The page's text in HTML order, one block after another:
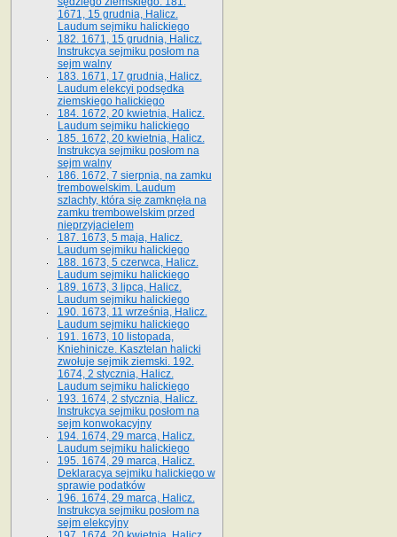
1671, 15 grudnia, Halicz.
Laudum sejmiku halickiego
182. 1671, 15 grudnia, Halicz.
Instrukcya sejmiku posłom na
sejm walny
183. 1671, 17 grudnia, Halicz.
Laudum elekcyi podsędka
ziemskiego halickiego
184. 1672, 20 kwietnia, Halicz.
Laudum sejmiku halickiego
185. 1672, 20 kwietnia, Halicz.
Instrukcya sejmiku posłom na
sejm walny
186. 1672, 7 sierpnia, na zamku
trembowelskim. Laudum
szlachty, która się zamknęła na
zamku trembowelskim przed
nieprzyjacielem
187. 1673, 5 maja, Halicz.
Laudum sejmiku halickiego
188. 1673, 5 czerwca, Halicz.
Laudum sejmiku halickiego
189. 1673, 3 lipca, Halicz.
Laudum sejmiku halickiego
190. 1673, 11 września, Halicz.
Laudum sejmiku halickiego
191. 1673, 10 listopada,
Kniehinicze. Kasztelan halicki
zwołuje sejmik ziemski. 192.
1674, 2 stycznia, Halicz.
Laudum sejmiku halickiego
193. 1674, 2 stycznia, Halicz.
Instrukcya sejmiku posłom na
sejm konwokacyjny
194. 1674, 29 marca, Halicz.
Laudum sejmiku halickiego
195. 1674, 29 marca, Halicz.
Deklaracya sejmiku halickiego w
sprawie podatków
196. 1674, 29 marca, Halicz.
Instrukcya sejmiku posłom na
sejm elekcyjny